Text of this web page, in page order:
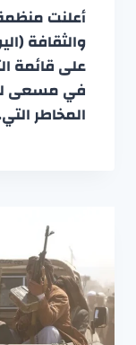
أعلنت منظمة
والثقافة
على قائمة
في مسعى
المخاطر